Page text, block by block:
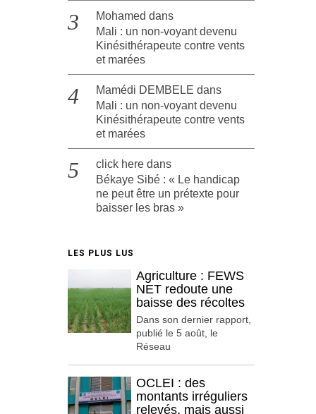
Mohamed dans
Mali : un non-voyant devenu
Kinésithérapeute contre vents
et marées
Mamédi DEMBELE dans
Mali : un non-voyant devenu
Kinésithérapeute contre vents
et marées
click here dans
Békaye Sibé : « Le handicap
ne peut être un prétexte pour
baisser les bras »
LES PLUS LUS
Agriculture : FEWS
NET redoute une
baisse des récoltes
Dans son dernier rapport,
publié le 5 août, le
Réseau
OCLEI : des
montants irréguliers
relevés, mais aussi